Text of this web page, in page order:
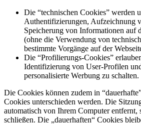
Die “technischen Cookies” werden
Authentifizierungen, Aufzeichnung
Speicherung von Informationen auf
(ohne die Verwendung von
bestimmte Vorgänge auf der
Die “Profilierungs-Cookies”
Identifizierung von User-Profilen
personalisierte Werbung zu schalten.
Die Cookies können zudem in
Cookies unterschieden werden. Die
automatisch von Ihrem Computer entfernt,
schließen. Die „dauerhaften“ Cookies